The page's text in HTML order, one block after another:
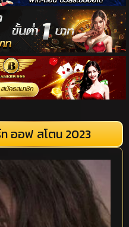
ออฟ สโตน 2023